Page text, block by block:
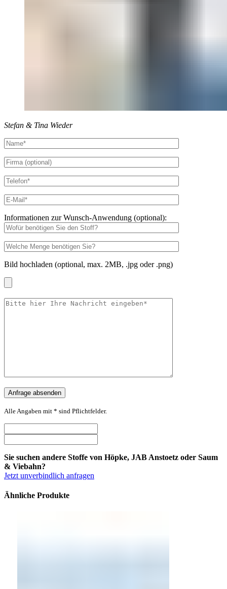
Stefan & Tina Wieder
Informationen zur Wunsch-Anwendung (optional):
Bild hochladen (optional, max. 2MB, .jpg oder .png)
Alle Angaben mit * sind Pflichtfelder.
Sie suchen andere Stoffe von Höpke, JAB Anstoetz oder Saum
& Viebahn?
Jetzt unverbindlich anfragen
Ähnliche Produkte